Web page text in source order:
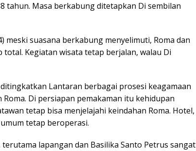
tahun. Masa berkabung ditetapkan Di sembilan
meski suasana berkabung menyelimuti, Roma dan
Kegiatan wisata tetap berjalan, walau Di
Lantaran berbagai prosesi keagamaan
Di persiapan pemakaman itu kehidupan
tetap bisa menjelajahi keindahan Roma. Hotel,
tetap beroperasi.
lapangan dan Basilika Santo Petrus sangat